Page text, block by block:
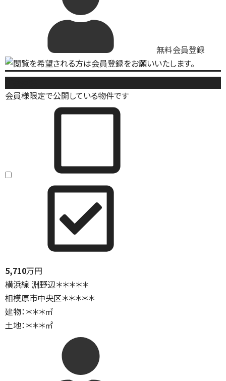
無料会員登録
会員様限定で公開している物件です
5,710万円
横浜線 淵野辺＊＊＊＊＊
相模原市中央区＊＊＊＊＊
建物：＊＊＊㎡
土地：＊＊＊㎡